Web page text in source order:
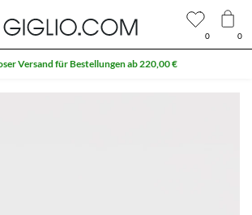
0 0
Versand für Bestellungen ab 220,00 €